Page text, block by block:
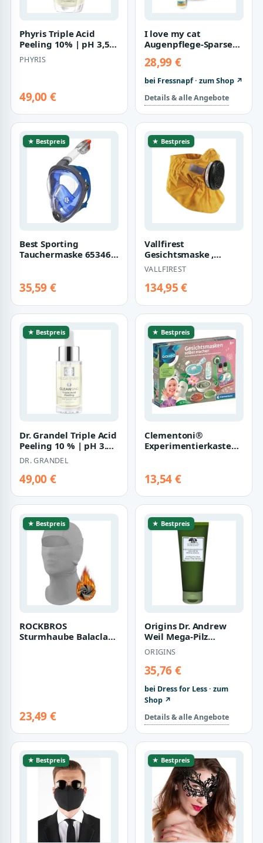
Phyris Triple Acid
Peeling 10% | pH 3,5-
4,0 Säure
Gesichtspeeling
PHYRIS
49,00 €
I love my cat
Augenpflege-Sparset
Futtermittelallergie
28,99 €
bei Fressnapf · zum Shop ↗
Details & alle Angebote
★ Bestpreis
Best Sporting
Tauchermaske 65346
35,59 €
★ Bestpreis
Vallfirest
Gesichtsmaske ,
Ausführung:Xtreme,
Filter:2x P3 R,
Größe:M…
VALLFIREST
134,95 €
★ Bestpreis
Dr. Grandel Triple Acid
Peeling 10 % | pH 3.5-
4.0 3-fach-Säure
Gesicht…
DR. GRANDEL
49,00 €
★ Bestpreis
Clementoni®
Experimentierkasten
machen,…
13,54 €
★ Bestpreis
ROCKBROS
Sturmhaube Balaclava
23,49 €
★ Bestpreis
Origins Dr. Andrew
Weil Mega-Pilz
Beruhigende
Gesichtsmaske für
empfin…
ORIGINS
35,76 €
bei Dress for Less · zum
Shop ↗
Details & alle Angebote
★ Bestpreis ★ Bestpreis